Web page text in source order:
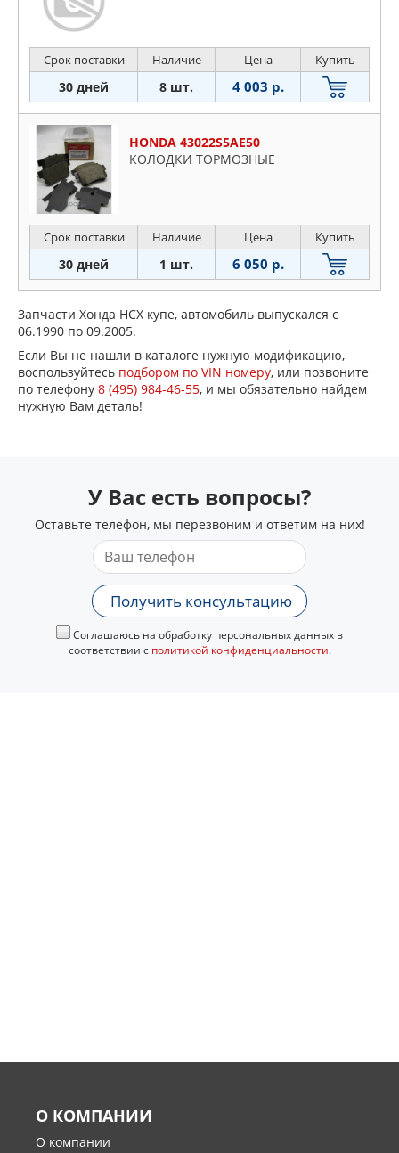
Срок поставки Наличие Цена Купить
30 дней 8 шт. 4 003 р.
HONDA 43022S5AE50
КОЛОДКИ ТОРМОЗНЫЕ
Срок поставки Наличие Цена Купить
30 дней 1 шт. 6 050 р.
Запчасти Хонда НСХ купе, автомобиль выпускался с
06.1990 по 09.2005.
Если Вы не нашли в каталоге нужную модификацию,
воспользуйтесь подбором по VIN номеру, или позвоните
по телефону 8 (495) 984-46-55, и мы обязательно найдем
нужную Вам деталь!
У Вас есть вопросы?
Оставьте телефон, мы перезвоним и ответим на них!
Получить консультацию
Соглашаюсь на обработку персональных данных в
соответствии с политикой конфиденциальности.
О КОМПАНИИ
О компании